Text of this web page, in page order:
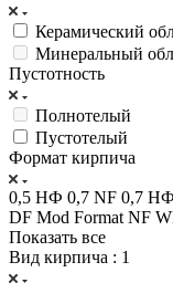
Керамический
Минеральный
Пустотность
Полнотелый
Пустотелый
Формат кирпича
0,5 НФ 0,7 NF 0,7 НФ
DF Mod Format NF
Показать все
Вид кирпича : 1